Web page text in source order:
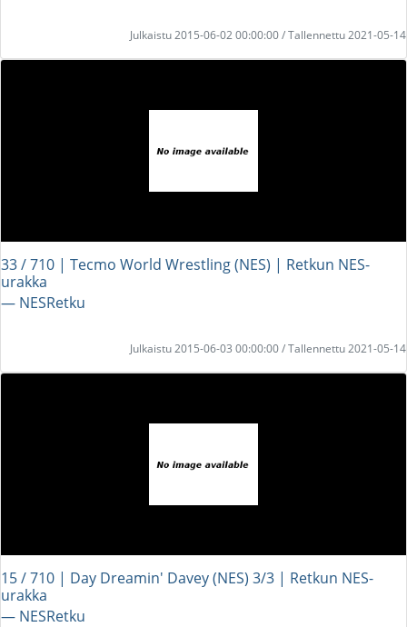
Julkaistu 2015-06-02 00:00:00 / Tallennettu 2021-05-14
33 / 710 | Tecmo World Wrestling (NES) | Retkun NES-
urakka
― NESRetku
Julkaistu 2015-06-03 00:00:00 / Tallennettu 2021-05-14
15 / 710 | Day Dreamin' Davey (NES) 3/3 | Retkun NES-
urakka
― NESRetku